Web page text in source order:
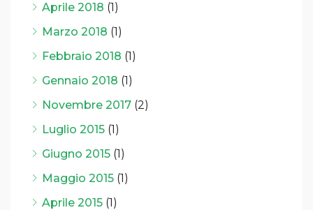
Aprile 2018 (1)
Marzo 2018 (1)
Febbraio 2018 (1)
Gennaio 2018 (1)
Novembre 2017 (2)
Luglio 2015 (1)
Giugno 2015 (1)
Maggio 2015 (1)
Aprile 2015 (1)